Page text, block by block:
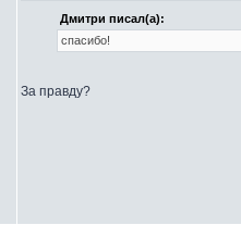
Дмитри писал(а):
спасибо!
За правду?